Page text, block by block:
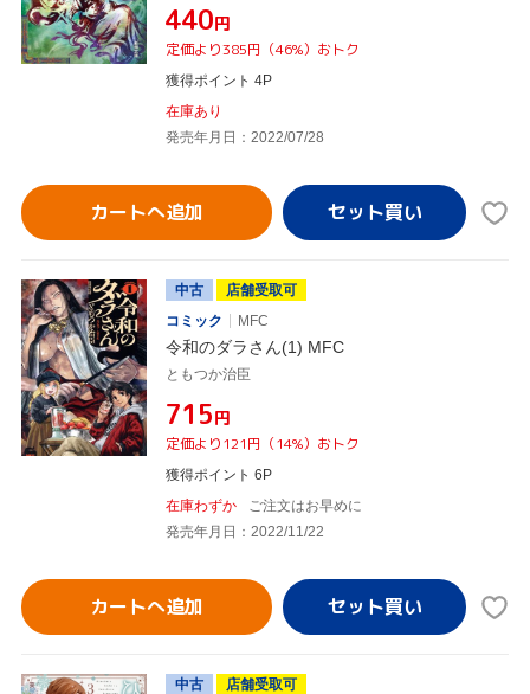
¥440円
定価より385円（46%）おトク
獲得ポイント 4P
在庫あり
発売年月日：2022/07/28
カートへ追加
中古
店舗受取可
コミック
MFC
令和のダラさん(1) MFC
ともつか治臣
¥715円
定価より121円（14%）おトク
獲得ポイント 6P
在庫わずか
ご注文はお早めに
発売年月日：2022/11/22
カートへ追加
中古
店舗受取可